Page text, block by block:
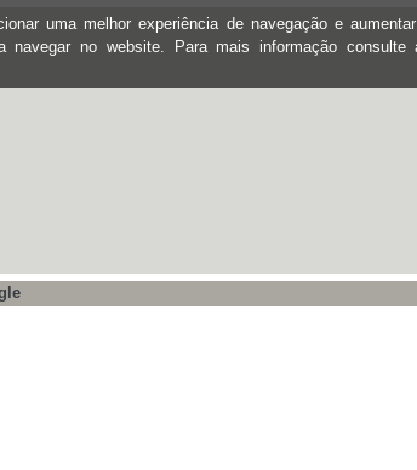
uma melhor experiência de navegação e
no website. Para mais informação consulte